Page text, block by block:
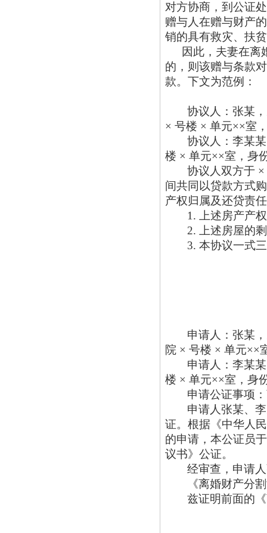
对方协商，到公证
赠与人在赠与财产
销的具有救灾、扶
因此，夫妻在离
的，则该赠与条款
款。下文为范例：
协议人：张某
× 号楼 × 单元××室
协议人：李某
楼 × 单元××室，身
协议人双方于×
间共同以贷款方式
产权归属及还贷责
1. 上述房产产
2. 上述房屋的
3. 本协议一式
申请人：张某
院 × 号楼 × 单元××
申请人：李某
楼 × 单元××室，身
申请公证事项
申请人张某、
证。根据《中华人
的申请，本公证员
议书》公证。
经审查，申请
《离婚财产分
兹证明前面的